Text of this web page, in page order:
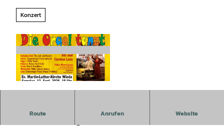
Konzert
Route Anrufen Website
Die Orgel tanzt - Walzer, Tango, Boogie und Co.